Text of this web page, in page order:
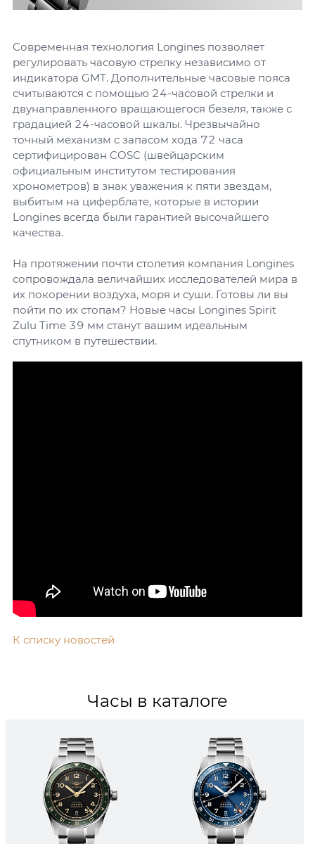
Современная технология Longines позволяет
регулировать часовую стрелку независимо от
индикатора GMT. Дополнительные часовые пояса
считываются с помощью 24-часовой стрелки и
двунаправленного вращающегося безеля, также с
градацией 24-часовой шкалы. Чрезвычайно
точный механизм с запасом хода 72 часа
сертифицирован COSC (швейцарским
официальным институтом тестирования
хронометров) в знак уважения к пяти звездам,
выбитым на циферблате, которые в истории
Longines всегда были гарантией высочайшего
качества.
На протяжении почти столетия компания Longines
сопровождала величайших исследователей мира в
их покорении воздуха, моря и суши. Готовы ли вы
пойти по их стопам? Новые часы Longines Spirit
Zulu Time 39 мм станут вашим идеальным
спутником в путешествии.
К списку новостей
Часы в каталоге